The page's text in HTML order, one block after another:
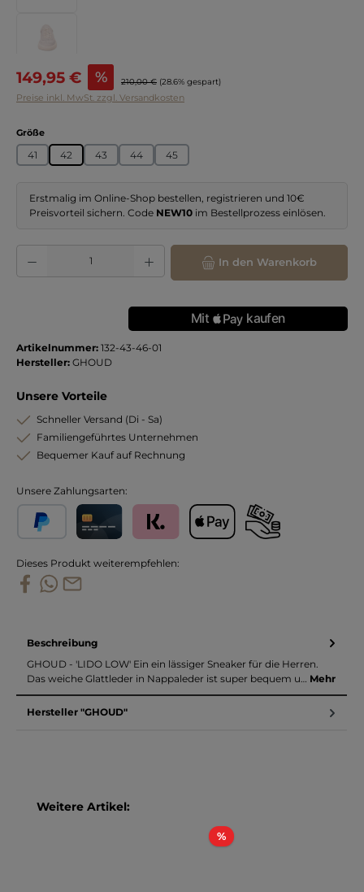
Verkaufspreis:
149,95 € % Regulärer Preis:
210,00 € (28.6% gespart)
Preise inkl. MwSt. zzgl. Versandkosten
Größeauswählen
41 42 43 44 45
Erstmalig im Online-Shop bestellen, registrieren und 10€
Preisvorteil sichern. Code NEW10 im Bestellprozess einlösen.
Produkt Anzahl: Gib den gewünschten Wert ein oder benutze die
In den Warenkorb
Artikelnummer: 132-43-46-01
Hersteller: GHOUD
Unsere Vorteile
Schneller Versand (Di - Sa)
Familiengeführtes Unternehmen
Bequemer Kauf auf Rechnung
Unsere Zahlungsarten:
Dieses Produkt weiterempfehlen:
Beschreibung
GHOUD - 'LIDO LOW' Ein ein lässiger Sneaker für die Herren.
Das weiche Glattleder in Nappaleder ist super bequem u… Mehr
Hersteller "GHOUD"
Produktgalerie überspringen
Weitere Artikel:
%Rabatt